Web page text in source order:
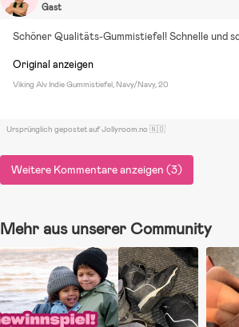
Gast
Schöner Qualitäts-Gummistiefel! Schnelle und
Original anzeigen
Viking Alv Indie Gummistiefel, Navy/Navy, 20
Ursprünglich gepostet auf Jollyroom.no 🇳🇴
Weitere Kommentare anzeigen (3)
Mehr aus unserer Community